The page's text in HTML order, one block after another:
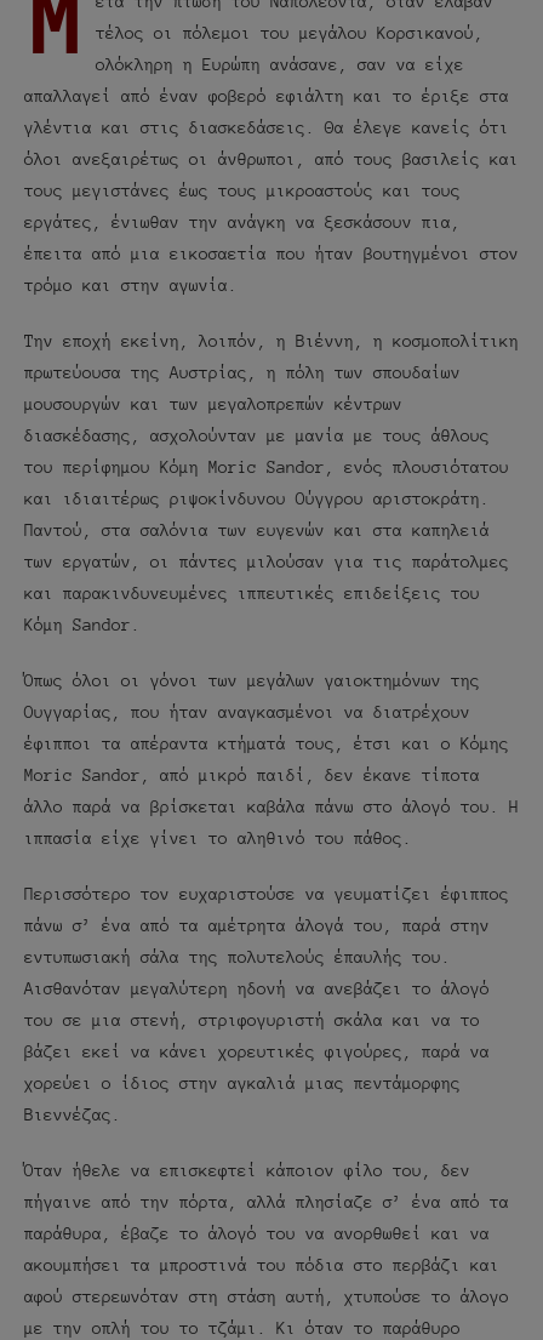
τέλος οι πόλεμοι του μεγάλου Κορσικανού,
ολόκληρη η Ευρώπη ανάσανε, σαν να είχε
απαλλαγεί από έναν φοβερό εφιάλτη και το έριξε στα
γλέντια και στις διασκεδάσεις. Θα έλεγε κανείς ότι
όλοι ανεξαιρέτως οι άνθρωποι, από τους βασιλείς και
τους μεγιστάνες έως τους μικροαστούς και τους
εργάτες, ένιωθαν την ανάγκη να ξεσκάσουν πια,
έπειτα από μια εικοσαετία που ήταν βουτηγμένοι στον
τρόμο και στην αγωνία.
Την εποχή εκείνη, λοιπόν, η Βιέννη, η κοσμοπολίτικη
πρωτεύουσα της Αυστρίας, η πόλη των σπουδαίων
μουσουργών και των μεγαλοπρεπών κέντρων
διασκέδασης, ασχολούνταν με μανία με τους άθλους
του περίφημου Κόμη Moric Sandor, ενός πλουσιότατου
και ιδιαιτέρως ριψοκίνδυνου Ούγγρου αριστοκράτη.
Παντού, στα σαλόνια των ευγενών και στα καπηλειά
των εργατών, οι πάντες μιλούσαν για τις παράτολμες
και παρακινδυνευμένες ιππευτικές επιδείξεις του
Κόμη Sandor.
Όπως όλοι οι γόνοι των μεγάλων γαιοκτημόνων της
Ουγγαρίας, που ήταν αναγκασμένοι να διατρέχουν
έφιπποι τα απέραντα κτήματά τους, έτσι και ο Κόμης
Moric Sandor, από μικρό παιδί, δεν έκανε τίποτα
άλλο παρά να βρίσκεται καβάλα πάνω στο άλογό του. Η
ιππασία είχε γίνει το αληθινό του πάθος.
Περισσότερο τον ευχαριστούσε να γευματίζει έφιππος
πάνω σ’ ένα από τα αμέτρητα άλογά του, παρά στην
εντυπωσιακή σάλα της πολυτελούς έπαυλής του.
Αισθανόταν μεγαλύτερη ηδονή να ανεβάζει το άλογό
του σε μια στενή, στριφογυριστή σκάλα και να το
βάζει εκεί να κάνει χορευτικές φιγούρες, παρά να
χορεύει ο ίδιος στην αγκαλιά μιας πεντάμορφης
Βιεννέζας.
Όταν ήθελε να επισκεφτεί κάποιον φίλο του, δεν
πήγαινε από την πόρτα, αλλά πλησίαζε σ’ ένα από τα
παράθυρα, έβαζε το άλογό του να ανορθωθεί και να
ακουμπήσει τα μπροστινά του πόδια στο περβάζι και
αφού στερεωνόταν στη στάση αυτή, χτυπούσε το άλογο
με την οπλή του το τζάμι. Κι όταν το παράθυρο